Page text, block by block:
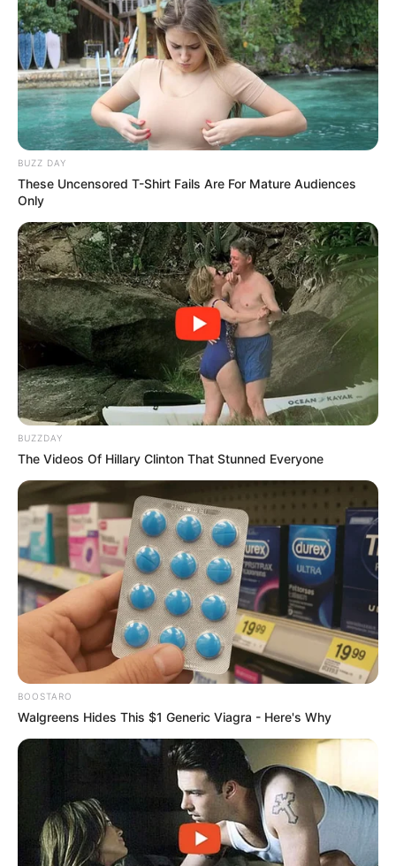
BUZZ DAY
These Uncensored T-Shirt Fails Are For Mature Audiences
Only
BUZZDAY
The Videos Of Hillary Clinton That Stunned Everyone
BOOSTARO
Walgreens Hides This $1 Generic Viagra - Here's Why